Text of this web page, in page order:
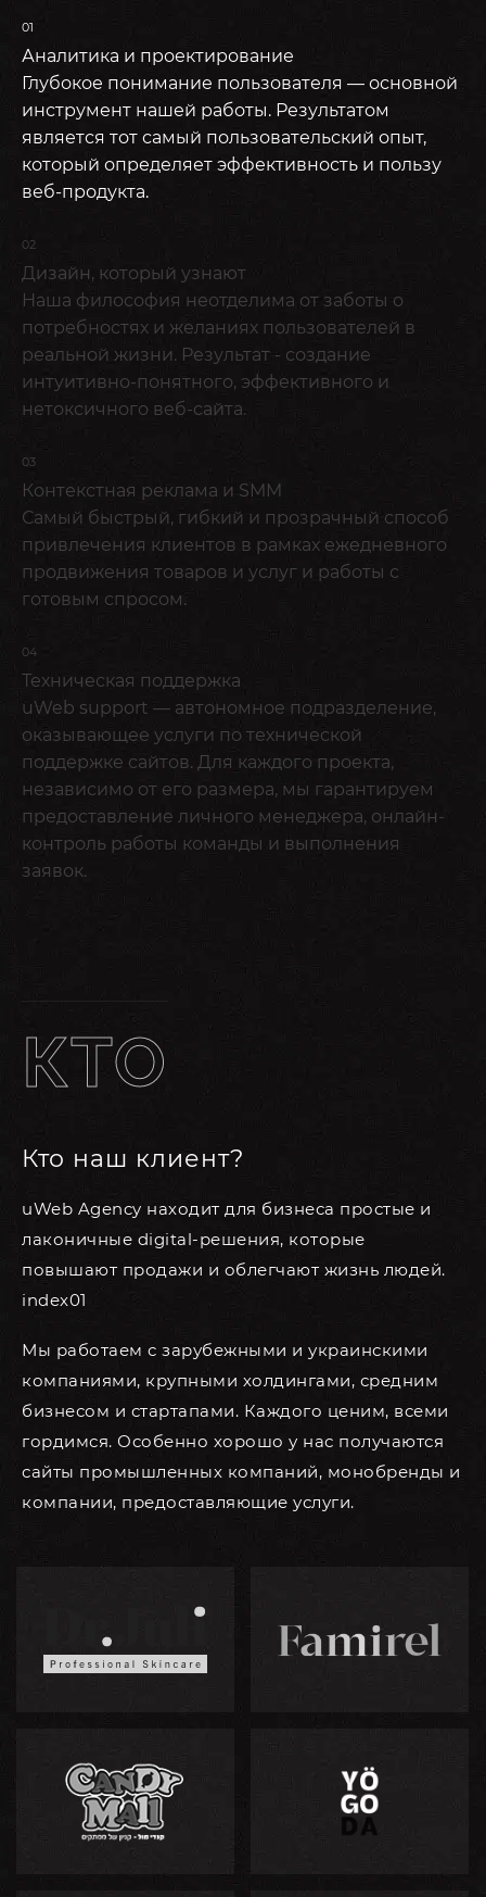
01
Аналитика и проектирование
Глубокое понимание пользователя — основной
инструмент нашей работы. Результатом
является тот самый пользовательский опыт,
который определяет эффективность и пользу
веб-продукта.
02
Дизайн, который узнают
Наша философия неотделима от заботы о
потребностях и желаниях пользователей в
реальной жизни. Результат - создание
интуитивно-понятного, эффективного и
нетоксичного веб-сайта.
03
Контекстная реклама и SMM
Самый быстрый, гибкий и прозрачный способ
привлечения клиентов в рамках ежедневного
продвижения товаров и услуг и работы с
готовым спросом.
04
Техническая поддержка
uWeb support — автономное подразделение,
оказывающее услуги по технической
поддержке сайтов. Для каждого проекта,
независимо от его размера, мы гарантируем
предоставление личного менеджера, онлайн-
контроль работы команды и выполнения
заявок.
КТО
Кто наш клиент?
uWeb Agency находит для бизнеса простые и
лаконичные digital-решения, которые
повышают продажи и облегчают жизнь людей.
index01
Мы работаем с зарубежными и украинскими
компаниями, крупными холдингами, средним
бизнесом и стартапами. Каждого ценим, всеми
гордимся. Особенно хорошо у нас получаются
сайты промышленных компаний, монобренды и
компании, предоставляющие услуги.